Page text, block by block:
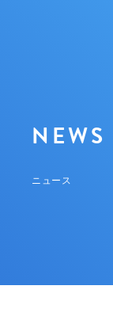
NEWS
ニュース